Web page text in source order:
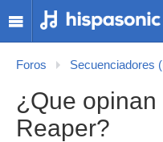
Foros Secuenciadores
¿Que opinan
Reaper?